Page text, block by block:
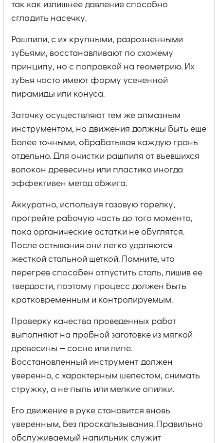
так как излишнее давление способно
сгладить насечку.
Рашпили, с их крупными, разрозненными
зубьями, восстанавливают по схожему
принципу, но с поправкой на геометрию. Их
зубья часто имеют форму усеченной
пирамиды или конуса.
Заточку осуществляют тем же алмазным
инструментом, но движения должны быть еще
более точными, обрабатывая каждую грань
отдельно. Для очистки рашпиля от въевшихся
волокон древесины или пластика иногда
эффективен метод обжига.
Аккуратно, используя газовую горелку,
прогрейте рабочую часть до того момента,
пока органические остатки не обуглятся.
После остывания они легко удаляются
жесткой стальной щеткой. Помните, что
перегрев способен отпустить сталь, лишив ее
твердости, поэтому процесс должен быть
кратковременным и контролируемым.
Проверку качества проведенных работ
выполняют на пробной заготовке из мягкой
древесины — сосне или липе.
Восстановленный инструмент должен
уверенно, с характерным шелестом, снимать
стружку, а не пыль или мелкие опилки.
Его движение в руке становится вновь
уверенным, без проскальзывания. Правильно
обслуживаемый напильник служит